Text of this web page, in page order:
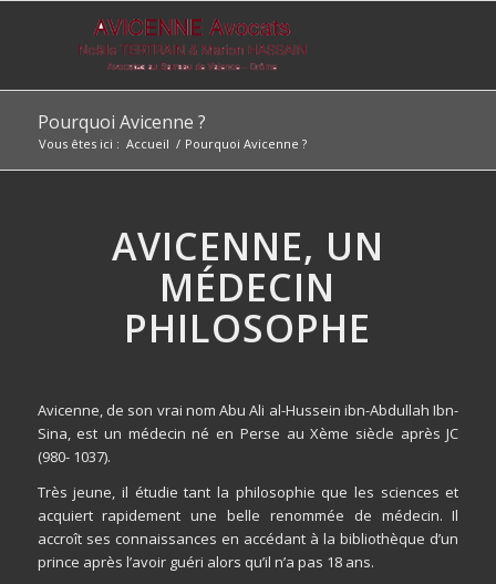
Pourquoi Avicenne ?
Vous êtes ici : Accueil / Pourquoi Avicenne ?
AVICENNE, UN
MÉDECIN
PHILOSOPHE
Avicenne, de son vrai nom Abu Ali al-Hussein ibn-Abdullah Ibn-
Sina, est un médecin né en Perse au Xème siècle après JC
(980- 1037).
Très jeune, il étudie tant la philosophie que les sciences et
acquiert rapidement une belle renommée de médecin. Il
accroît ses connaissances en accédant à la bibliothèque d’un
prince après l’avoir guéri alors qu’il n’a pas 18 ans.